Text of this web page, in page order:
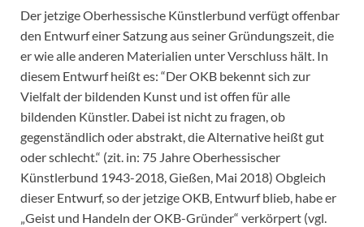
Der jetzige Oberhessische Künstlerbund verfügt offenbar
den Entwurf einer Satzung aus seiner Gründungszeit, die
er wie alle anderen Materialien unter Verschluss hält. In
diesem Entwurf heißt es: “Der OKB bekennt sich zur
Vielfalt der bildenden Kunst und ist offen für alle
bildenden Künstler. Dabei ist nicht zu fragen, ob
gegenständlich oder abstrakt, die Alternative heißt gut
oder schlecht.“ (zit. in: 75 Jahre Oberhessischer
Künstlerbund 1943-2018, Gießen, Mai 2018) Obgleich
dieser Entwurf, so der jetzige OKB, Entwurf blieb, habe er
„Geist und Handeln der OKB-Gründer“ verkörpert (vgl.